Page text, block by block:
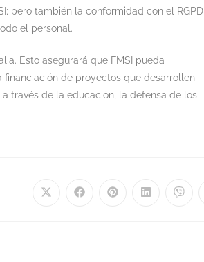
pero también la conformidad con el RGPD
el personal.
Esto asegurará que FMSI pueda
de proyectos que desarrollen
través de la educación, la defensa de los